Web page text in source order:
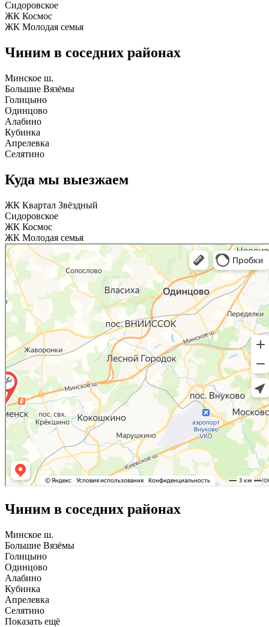
Сидоровское
ЖК Космос
ЖК Молодая семья
Чиним в соседних районах
Минское ш.
Большие Вязёмы
Голицыно
Одинцово
Алабино
Кубинка
Апрелевка
Селятино
Куда мы выезжаем
ЖК Квартал Звёздный
Сидоровское
ЖК Космос
ЖК Молодая семья
Чиним в соседних районах
Минское ш.
Большие Вязёмы
Голицыно
Одинцово
Алабино
Кубинка
Апрелевка
Селятино
Показать ещё